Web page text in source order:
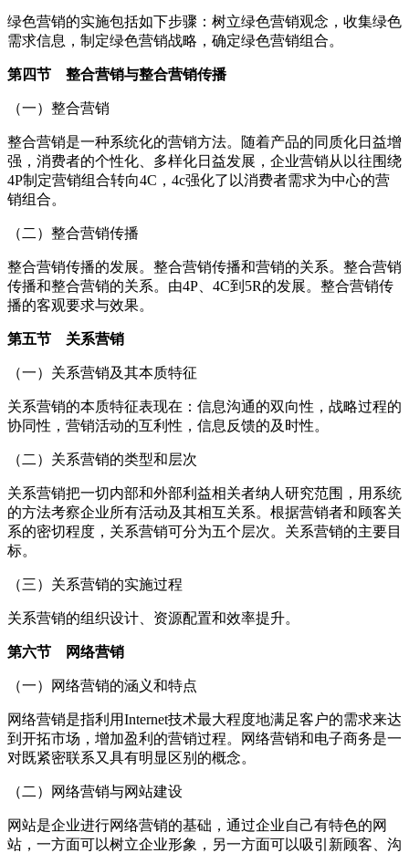
绿色营销的实施包括如下步骤：树立绿色营销观念，收集绿色
需求信息，制定绿色营销战略，确定绿色营销组合。
第四节 整合营销与整合营销传播
（一）整合营销
整合营销是一种系统化的营销方法。随着产品的同质化日益增
强，消费者的个性化、多样化日益发展，企业营销从以往围绕
4P制定营销组合转向4C，4c强化了以消费者需求为中心的营
销组合。
（二）整合营销传播
整合营销传播的发展。整合营销传播和营销的关系。整合营销
传播和整合营销的关系。由4P、4C到5R的发展。整合营销传
播的客观要求与效果。
第五节 关系营销
（一）关系营销及其本质特征
关系营销的本质特征表现在：信息沟通的双向性，战略过程的
协同性，营销活动的互利性，信息反馈的及时性。
（二）关系营销的类型和层次
关系营销把一切内部和外部利益相关者纳人研究范围，用系统
的方法考察企业所有活动及其相互关系。根据营销者和顾客关
系的密切程度，关系营销可分为五个层次。关系营销的主要目
标。
（三）关系营销的实施过程
关系营销的组织设计、资源配置和效率提升。
第六节 网络营销
（一）网络营销的涵义和特点
网络营销是指利用Internet技术最大程度地满足客户的需求来达
到开拓市场，增加盈利的营销过程。网络营销和电子商务是一
对既紧密联系又具有明显区别的概念。
（二）网络营销与网站建设
网站是企业进行网络营销的基础，通过企业自己有特色的网
站，一方面可以树立企业形象，另一方面可以吸引新顾客、沟